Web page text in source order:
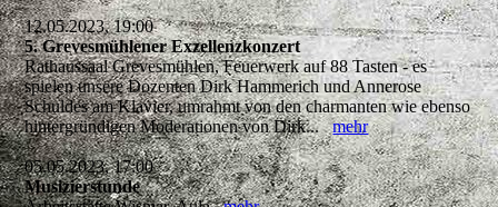
12.05.2023, 19:00
5. Grevesmühlener Exzellenzkonzert
Rathaussaal Grevesmühlen, Feuerwerk auf 88 Tasten - es
spielen unsere Dozenten Dirk Hammerich und Annerose
Schuldes am Klavier, umrahmt von den charmanten wie ebenso
hintergründigen Moderationen von Dirk...mehr
05.05.2023, 17:00
Musizierstunde